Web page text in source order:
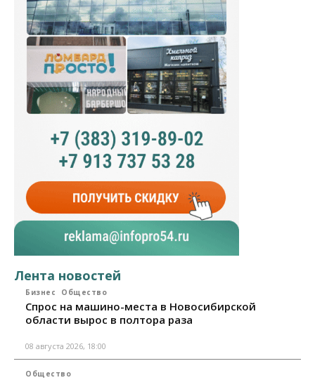
Лента новостей
Бизнес Общество
Спрос на машино-места в Новосибирской
области вырос в полтора раза
08 августа 2026, 18:00
Общество